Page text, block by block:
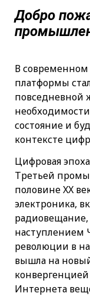
Добро
В
платформы
повседневной
состояние и
контексте
Цифровая эпоха
Третьей
половине XX
электроника,
наступлением
революции в
вышла на
Интернета